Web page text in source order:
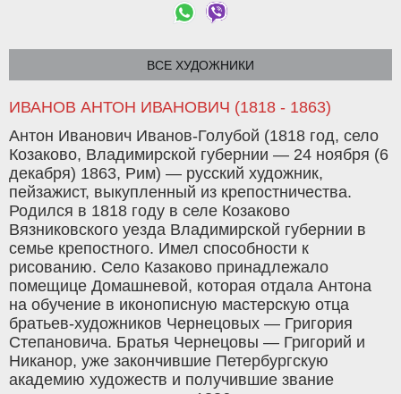
ВСЕ ХУДОЖНИКИ
ИВАНОВ АНТОН ИВАНОВИЧ (1818 - 1863)
Антон Иванович Иванов-Голубой (1818 год, село
Козаково, Владимирской губернии — 24 ноября (6
декабря) 1863, Рим) — русский художник,
пейзажист, выкупленный из крепостничества.
Родился в 1818 году в селе Козаково
Вязниковского уезда Владимирской губернии в
семье крепостного. Имел способности к
рисованию. Село Казаково принадлежало
помещице Домашневой, которая отдала Антона
на обучение в иконописную мастерскую отца
братьев-художников Чернецовых — Григория
Степановича. Братья Чернецовы — Григорий и
Никанор, уже закончившие Петербургскую
академию художеств и получившие звание